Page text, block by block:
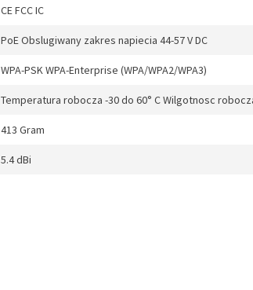
CE FCC IC
PoE Obslugiwany zakres napiecia 44-57 V DC
WPA-PSK WPA-Enterprise (WPA/WPA2/WPA3)
Temperatura robocza -30 do 60° C Wilgotnosc
413 Gram
5.4 dBi